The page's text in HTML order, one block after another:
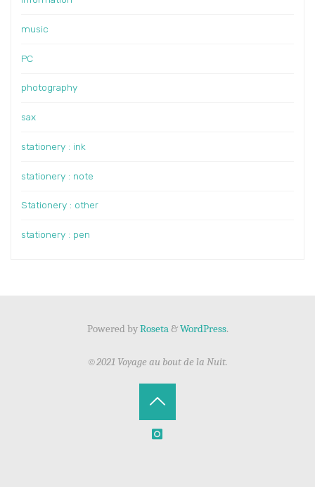
music
PC
photography
sax
stationery : ink
stationery : note
Stationery : other
stationery : pen
Powered byRoseta&WordPress.
©2021 Voyage au bout de la Nuit.
Back